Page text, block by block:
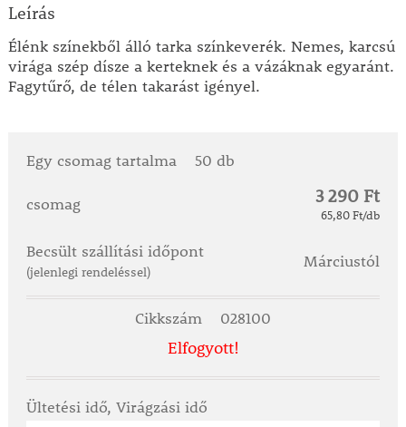
Leírás
Élénk színekből álló tarka színkeverék. Nemes, karcsú
virága szép dísze a kerteknek és a vázáknak egyaránt.
Fagytűrő, de télen takarást igényel.
Egy csomag tartalma 50 db
csomag 3 290 Ft
65,80 Ft/db
Becsült szállítási időpont
(jelenlegi rendeléssel)
Márciustól
Cikkszám 028100
Elfogyott!
Ültetési idő, Virágzási idő